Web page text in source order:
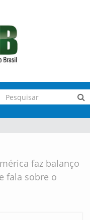
faz balanço
fala sobre o